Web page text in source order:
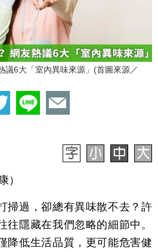
議6大「室內異味來源」(首圖來源／
）
掃過，卻總有異味散不去？許
往隱藏在我們忽略的細節中。
降低生活品質，更可能危害健